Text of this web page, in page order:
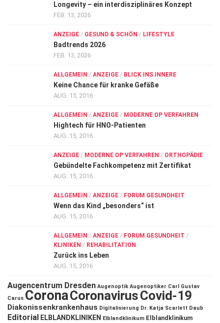
Longevity – ein interdisziplinäres Konzept
FEB. 13, 2026
ANZEIGE / GESUND & SCHÖN / LIFESTYLE
Badtrends 2026
FEB. 13, 2026
ALLGEMEIN / ANZEIGE / BLICK INS INNERE
Keine Chance für kranke Gefäße
AUG. 15, 2016
ALLGEMEIN / ANZEIGE / MODERNE OP VERFAHREN
Hightech für HNO-Patienten
AUG. 15, 2016
ANZEIGE / MODERNE OP VERFAHREN / ORTHOPÄDIE
Gebündelte Fachkompetenz mit Zertifikat
AUG. 15, 2016
ALLGEMEIN / ANZEIGE / FORUM GESUNDHEIT
Wenn das Kind „besonders“ ist
AUG. 15, 2016
ALLGEMEIN / ANZEIGE / FORUM GESUNDHEIT /
KLINIKEN / REHABILITATION
Zurück ins Leben
AUG. 15, 2016
Augencentrum Dresden Augenoptik Augenoptiker Carl Gustav
Carus CoronaCoronavirusCovid-19
Diakonissenkrankenhaus Digitalisierung Dr. Katja Scarlett Daub
Editorial ELBLANDKLINIKEN Elblandklinikum Elblandklinikum